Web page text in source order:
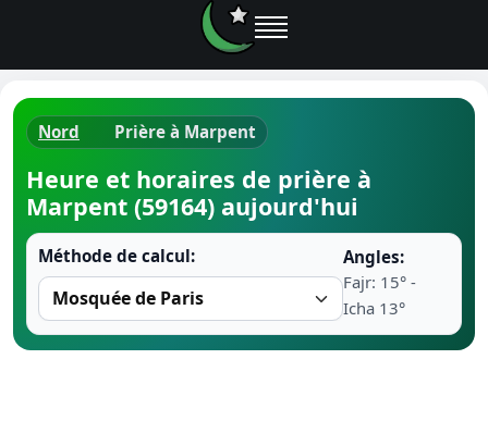
Ramadan
Nord Prière à Marpent
Heure et horaires de prière à
Marpent (59164) aujourd'hui
Méthode de calcul:
Angles:
Fajr: 15° -
Icha 13°